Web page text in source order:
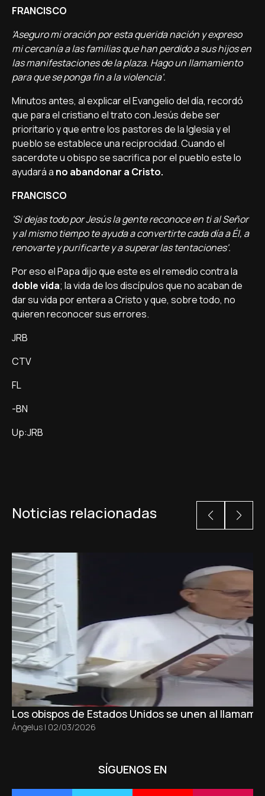
FRANCISCO
'Aseguro mi oración por esta querida nación y expreso
mi cercaní­a a las familias que han perdido a sus hijos en
las manifestaciones de la plaza. Hago un llamamiento
para que se ponga fin a la violencia'.
Minutos antes, al explicar el Evangelio del dí­a, recordó
que para el cristiano el trato con Jesús debe ser
prioritario y que entre los pastores de la Iglesia y el
pueblo se establece una reciprocidad. Cuando el
sacerdote u obispo se sacrifica por el pueblo este lo
ayudará a no abandonar a Cristo.
FRANCISCO
'Si dejas todo por Jesús la gente reconoce en ti al Señor
y al mismo tiempo te ayuda a convertirte cada dí­a a Él, a
renovarte y purificarte y a superar las tentaciones'.
Por eso el Papa dijo que este es el remedio contra la
doble vida; la vida de los discí­pulos que no acaban de
dar su vida por entera a Cristo y que, sobre todo, no
quieren reconocer sus errores.
JRB
CTV
FL
-BN
Up:JRB
Noticias relacionadas
Los obispos de Estados Unidos se unen al
Ángelus | 02/03/2026
SÍGUENOS EN